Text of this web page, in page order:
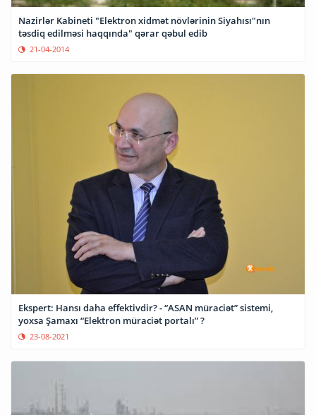
Nazirlər Kabineti "Elektron xidmət növlərinin Siyahısı"nın
təsdiq edilməsi haqqında" qərar qəbul edib
21-04-2014
Ekspert: Hansı daha effektivdir? - “ASAN müraciət” sistemi,
yoxsa Şamaxı “Elektron müraciət portalı” ?
23-08-2021